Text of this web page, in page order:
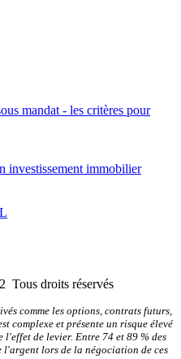
mandat - les critères pour
investissement immobilier
Tous droits réservés
comme les options, contrats futurs,
complexe et présente un risque élevé
de levier. Entre 74 et 89 % des
l'argent lors de la négociation de ces